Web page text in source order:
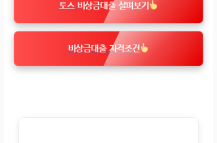
토스 비상금대출 살펴보기
비상금대출 자격조건